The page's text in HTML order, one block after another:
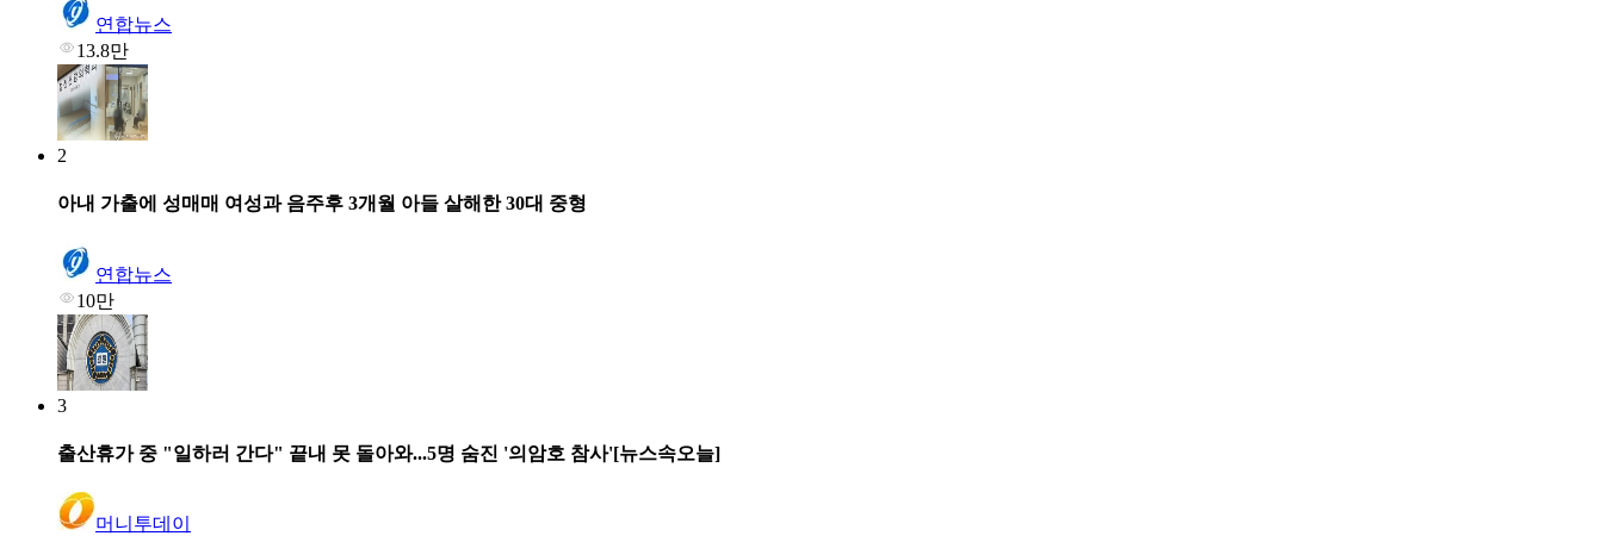
연합뉴스
13.8만
2
아내 가출에 성매매 여성과 음주후 3개월 아들 살해한 30대 중형
연합뉴스
10만
3
출산휴가 중 "일하러 간다" 끝내 못 돌아와...5명 숨진 '의암호 참사'[뉴스속오늘]
머니투데이